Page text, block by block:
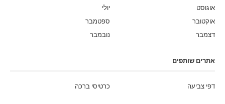
יולי
אוגוסט
ספטמבר
אוקטובר
נובמבר
דצמבר
אתרים שותפים
כרטיסי ברכה דפי צביעה